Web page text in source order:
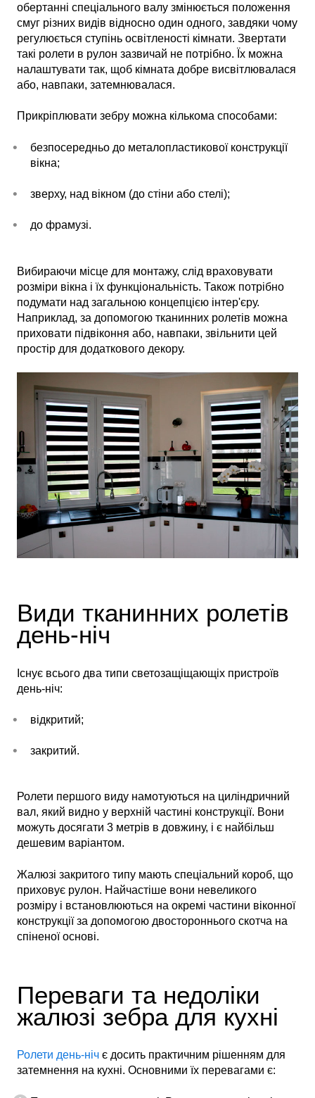
обертанні спеціального валу змінюється положення
смуг різних видів відносно один одного, завдяки чому
регулюється ступінь освітленості кімнати. Звертати
такі ролети в рулон зазвичай не потрібно. Їх можна
налаштувати так, щоб кімната добре висвітлювалася
або, навпаки, затемнювалася.
Прикріплювати зебру можна кількома способами:
безпосередньо до металопластикової конструкції
вікна;
зверху, над вікном (до стіни або стелі);
до фрамузі.
Вибираючи місце для монтажу, слід враховувати
розміри вікна і їх функціональність. Також потрібно
подумати над загальною концепцією інтер'єру.
Наприклад, за допомогою тканинних ролетів можна
приховати підвіконня або, навпаки, звільнити цей
простір для додаткового декору.
Види тканинних ролетів
день-ніч
Існує всього два типи светозащіщающіх пристроїв
день-ніч:
відкритий;
закритий.
Ролети першого виду намотуються на циліндричний
вал, який видно у верхній частині конструкції. Вони
можуть досягати 3 метрів в довжину, і є найбільш
дешевим варіантом.
Жалюзі закритого типу мають спеціальний короб, що
приховує рулон. Найчастіше вони невеликого
розміру і встановлюються на окремі частини віконної
конструкції за допомогою двостороннього скотча на
спіненої основі.
Переваги та недоліки
жалюзі зебра для кухні
Ролети день-ніч є досить практичним рішенням для
затемнення на кухні. Основними їх перевагами є: